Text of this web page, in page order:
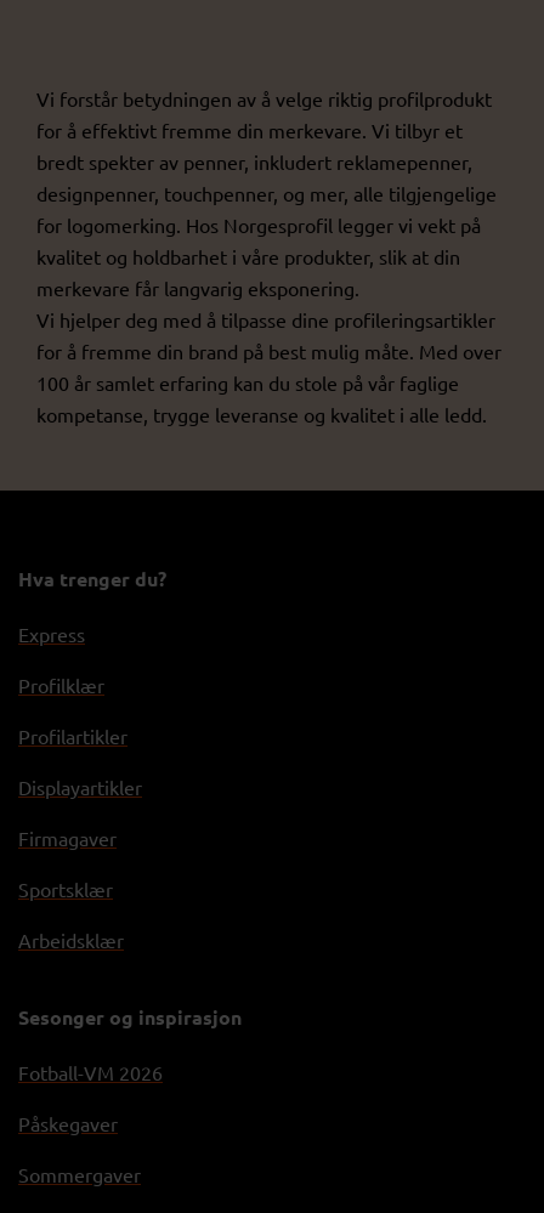
Vi forstår betydningen av å velge riktig profilprodukt
for å effektivt fremme din merkevare. Vi tilbyr et
bredt spekter av penner, inkludert reklamepenner,
designpenner, touchpenner, og mer, alle tilgjengelige
for logomerking. Hos Norgesprofil legger vi vekt på
kvalitet og holdbarhet i våre produkter, slik at din
merkevare får langvarig eksponering.
Vi hjelper deg med å tilpasse dine profileringsartikler
for å fremme din brand på best mulig måte. Med over
100 år samlet erfaring kan du stole på vår faglige
kompetanse, trygge leveranse og kvalitet i alle ledd.
Hva trenger du?
Express
Profilklær
Profilartikler
Displayartikler
Firmagaver
Sportsklær
Arbeidsklær
Sesonger og inspirasjon
Fotball-VM 2026
Påskegaver
Sommergaver